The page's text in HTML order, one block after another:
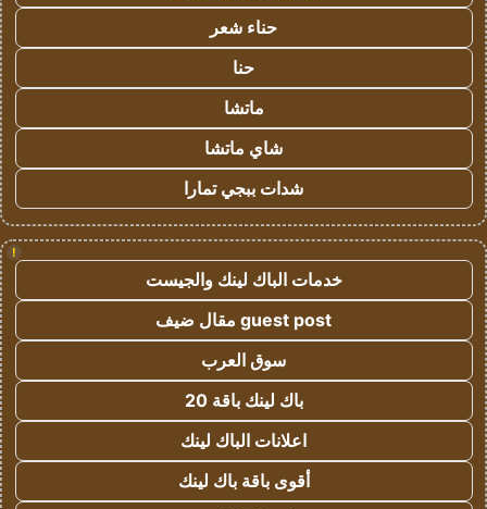
حناء شعر
حنا
ماتشا
شاي ماتشا
شدات ببجي تمارا
!
خدمات الباك لينك والجيست
guest post مقال ضيف
سوق العرب
باك لينك باقة 20
اعلانات الباك لينك
أقوى باقة باك لينك